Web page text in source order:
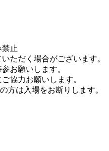
止
ただく場合がございます。
お願いします。
協力お願いします。
方は入場をお断りします。